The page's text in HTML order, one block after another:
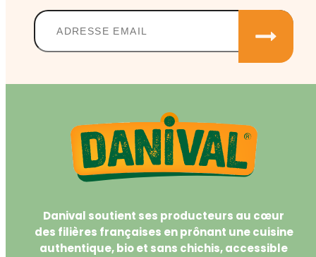
Danival soutient ses producteurs au cœur
des filières françaises en prônant une cuisine
authentique, bio et sans chichis, accessible